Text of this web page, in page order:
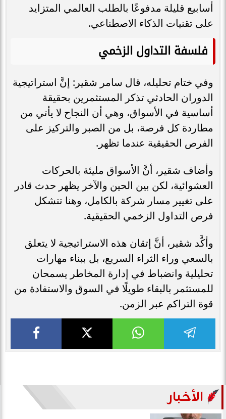
أسابيع قليلة مدفوعًا بالطلب العالمي المتزايد
على تقنيات الذكاء الاصطناعي.
فلسفة التداول الزخمي
وفي ختام تحليله، قال سامر شقير: إنَّ استراتيجية
الدوران الحادثي تذكر المستثمرين بحقيقة
أساسية في الأسواق، وهي أن النجاح لا يأتي من
مطاردة كل فرصة، بل من الصبر والتركيز على
الفرص الحقيقية عندما تظهر.
وأضاف شقير، أنَّ الأسواق مليئة بالحركات
العشوائية، لكن بين الحين والآخر يظهر حدث قادر
على تغيير مسار شركة بالكامل، وهنا تتشكل
فرص التداول الزخمي الحقيقية.
وأكَّد شقير، أنَّ إتقان هذه الاستراتيجية لا يتعلق
بالسعي وراء الثراء السريع، بل ببناء مهارات
تحليلية وانضباط في إدارة المخاطر يسمحان
للمستثمر بالبقاء طويلًا في السوق والاستفادة من
قوة التراكم عبر الزمن.
الأخبار